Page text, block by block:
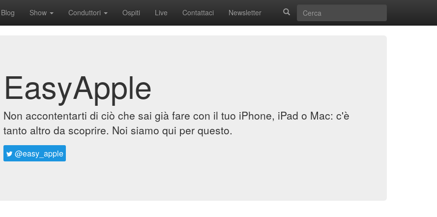
Blog Show Conduttori Ospiti Live Contattaci Newsletter
EasyApple
Non accontentarti di ciò che sai già fare con il tuo iPhone, iPad o Mac: c'è
tanto altro da scoprire. Noi siamo qui per questo.
@easy_apple